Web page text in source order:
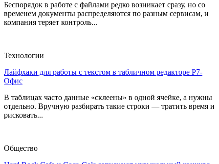
Беспорядок в работе с файлами редко возникает сразу, но со
временем документы распределяются по разным сервисам, и
компания теряет контроль...
Технологии
Лайфхаки для работы с текстом в табличном редакторе Р7-
Офис
В таблицах часто данные «склеены» в одной ячейке, а нужны
отдельно. Вручную разбирать такие строки — тратить время и
рисковать...
Общество